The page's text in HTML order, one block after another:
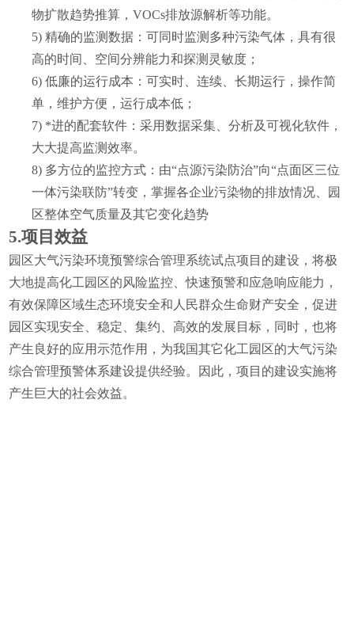
物扩散趋势推算，VOCs排放源解析等功能。
5) 精确的监测数据：可同时监测多种污染气体，具有很
高的时间、空间分辨能力和探测灵敏度；
6) 低廉的运行成本：可实时、连续、长期运行，操作简
单，维护方便，运行成本低；
7) *进的配套软件：采用数据采集、分析及可视化软件，
大大提高监测效率。
8) 多方位的监控方式：由“点源污染防治”向“点面区三位
一体污染联防”转变，掌握各企业污染物的排放情况、园
区整体空气质量及其它变化趋势
5.项目效益
园区大气污染环境预警综合管理系统试点项目的建设，将极
大地提高化工园区的风险监控、快速预警和应急响应能力，
有效保障区域生态环境安全和人民群众生命财产安全，促进
园区实现安全、稳定、集约、高效的发展目标，同时，也将
产生良好的应用示范作用，为我国其它化工园区的大气污染
综合管理预警体系建设提供经验。因此，项目的建设实施将
产生巨大的社会效益。